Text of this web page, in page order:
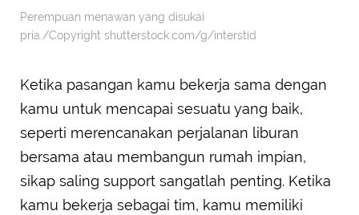
Perempuan menawan yang disukai
pria./Copyright shutterstock.com/g/interstid
Ketika pasangan kamu bekerja sama dengan
kamu untuk mencapai sesuatu yang baik,
seperti merencanakan perjalanan liburan
bersama atau membangun rumah impian,
sikap saling support sangatlah penting. Ketika
kamu bekerja sebagai tim, kamu memiliki